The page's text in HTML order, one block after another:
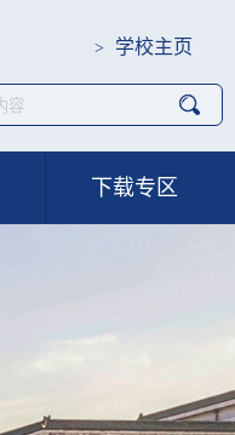
> 学校主页
下载专区